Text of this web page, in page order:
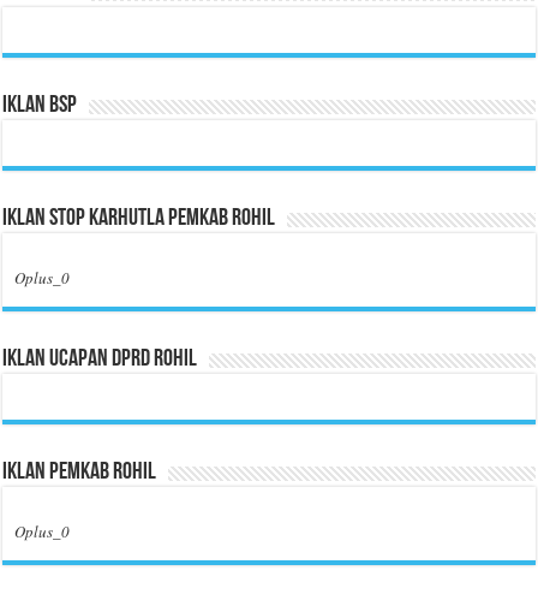
Iklan BSP
Iklan Stop Karhutla Pemkab Rohil
Oplus_0
Iklan Ucapan DPRD Rohil
Iklan Pemkab Rohil
Oplus_0